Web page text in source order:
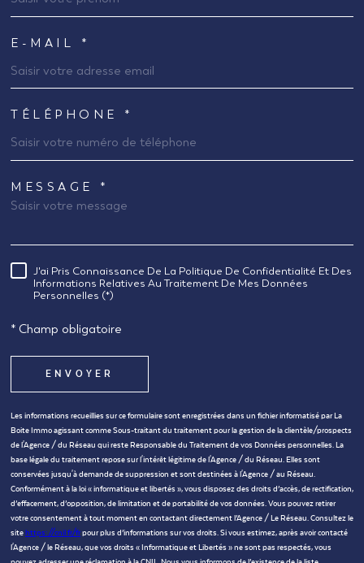
E-MAIL *
TÉLÉPHONE *
TRAD_MELTEM_VOREDEMANDE
MESSAGE *
RÈGLEMENTATION
J'ai Pris Connaissance De La Politique De Confidentialité Et Des
Informations Relatives Au Traitement De Mes Données
Personnelles (*)
* Champ obligatoire
ENVOYER
Les informations recueillies sur ce formulaire sont enregistrées dans un fichier informatisé par La
Boite Immo agissant comme Sous-traitant du traitement pour la gestion de la clientèle/prospects
de l'Agence / du Réseau qui reste Responsable du Traitement de vos Données personnelles. La
base légale du traitement repose sur l'intérêt légitime de l'Agence / du Réseau. Elles sont
conservées jusqu'à demande de suppression et sont destinées à l'Agence / au Réseau.
Conformément à la loi « informatique et libertés », vous disposez des droits d’accès, de rectification,
d’effacement, d’opposition, de limitation et de portabilité de vos données. Vous pouvez retirer
votre consentement à tout moment en contactant directement l’Agence / Le Réseau. Consultez le
site https://cnil.fr/frpour plus d’informations sur vos droits. Si vous estimez, après avoir contacté
l'Agence / le Réseau, que vos droits « Informatique et Libertés » ne sont pas respectés, vous